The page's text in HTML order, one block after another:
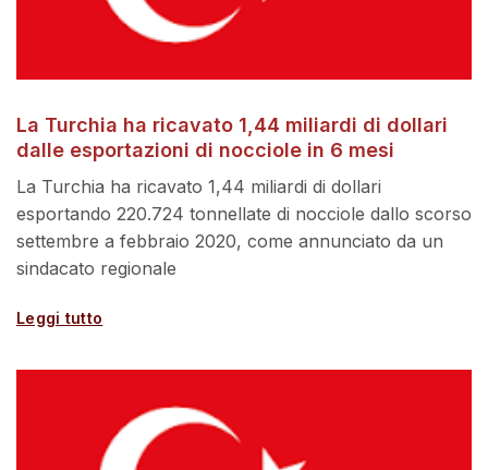
La Turchia ha ricavato 1,44 miliardi di dollari
dalle esportazioni di nocciole in 6 mesi
La Turchia ha ricavato 1,44 miliardi di dollari
esportando 220.724 tonnellate di nocciole dallo scorso
settembre a febbraio 2020, come annunciato da un
sindacato regionale
Leggi tutto